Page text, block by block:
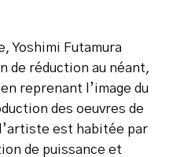
, Yoshimi Futamura
de réduction au néant,
reprenant l’image du
des oeuvres de
est habitée par
de puissance et